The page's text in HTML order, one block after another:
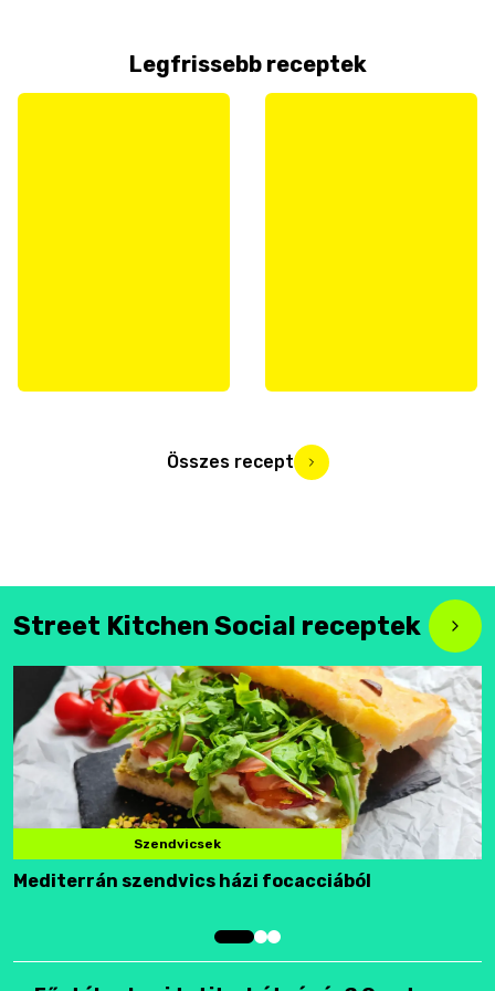
Legfrissebb receptek
Összes recept
Street Kitchen Social receptek
Szendvicsek
Mediterrán szendvics házi focacciából